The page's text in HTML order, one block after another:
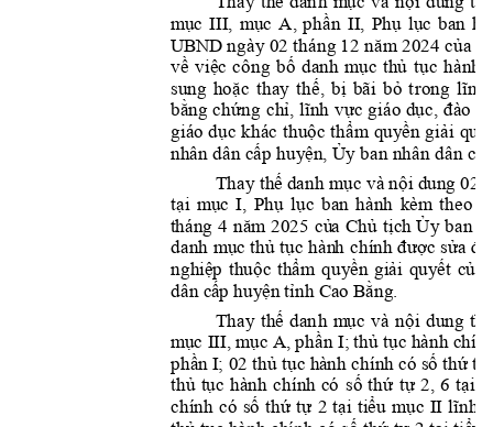
mục III, mục A, phần II, Phụ lục ban
UBND ngày 02 tháng 12 năm 2024 của
về việc công bố danh mục thủ tục hành
sung hoặc thay thế, bị bãi bỏ trong lĩnh
bằng chứng chỉ, lĩnh vực giáo dục, đào
giáo dục khác thuộc thẩm quyền giải
nhân dân cấp huyện, Ủy ban nhân dân cấ
Thay thế danh mục và nội dung 02
tại mục I, Phụ lục ban hành kèm theo
tháng 4 năm 2025 của Chủ tịch Ủy ban
danh mục thủ tục hành chính được sửa
nghiệp thuộc thẩm quyền giải quyết của
dân cấp huyện tỉnh Cao Bằng.
Thay thế danh mục và nội dung t
mục III, mục A, phần I; thủ tục hành c
phần I; 02 thủ tục hành chính có số thứ tự
thủ tục hành chính có số thứ tự 2, 6 tại
chính có số thứ tự 2 tại tiểu mục II lĩnh